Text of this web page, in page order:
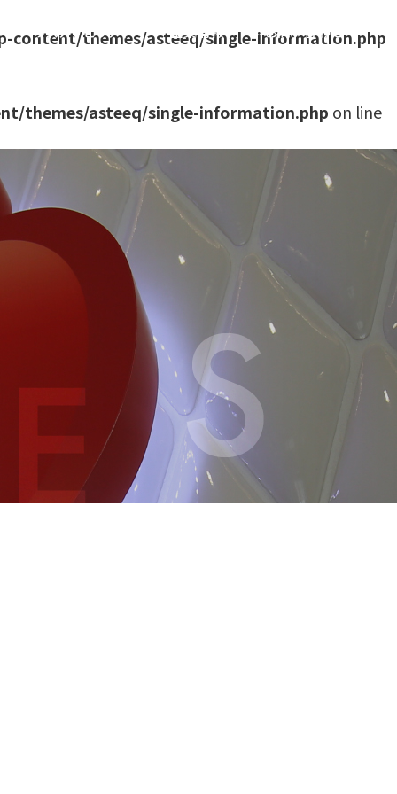
サステナビリティ 企業情報 お問い合わせ
content/themes/asteeq/single-information.php
themes/asteeq/single-information.php on line